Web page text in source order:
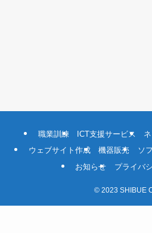
職業訓練 ICT支援サービス
ウェブサイト作成
機器販売 ソ
お知らせ
プライバ
©2023 SHIBUE